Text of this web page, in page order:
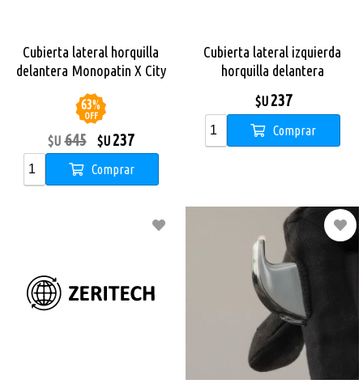
Cubierta lateral horquilla
delantera Monopatin X City
Pro
63%
OFF
$U 645 $U237
Comprar
Cubierta lateral izquierda
horquilla delantera
$U237
Comprar